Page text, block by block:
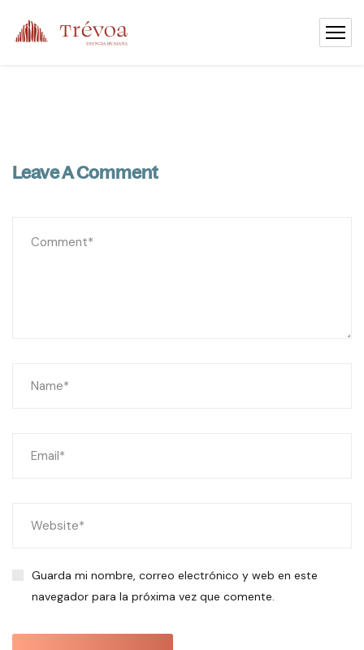
Leave A Comment
Guarda mi nombre, correo electrónico y web en este
navegador para la próxima vez que comente.